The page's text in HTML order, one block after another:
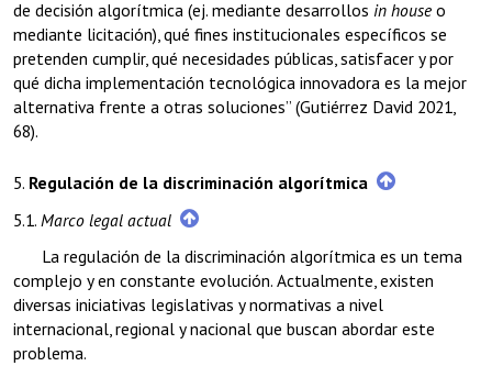
de decisión algorítmica (ej. mediante desarrollos in house o
mediante licitación), qué fines institucionales específicos se
pretenden cumplir, qué necesidades públicas, satisfacer y por
qué dicha implementación tecnológica innovadora es la mejor
alternativa frente a otras soluciones” (Gutiérrez David 2021,
68).
5. Regulación de la discriminación algorítmica
5.1. Marco legal actual
La regulación de la discriminación algorítmica es un tema
complejo y en constante evolución. Actualmente, existen
diversas iniciativas legislativas y normativas a nivel
internacional, regional y nacional que buscan abordar este
problema.